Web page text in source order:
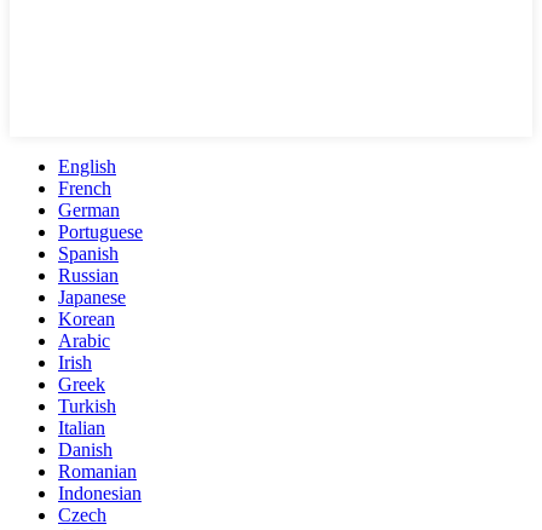
English
French
German
Portuguese
Spanish
Russian
Japanese
Korean
Arabic
Irish
Greek
Turkish
Italian
Danish
Romanian
Indonesian
Czech